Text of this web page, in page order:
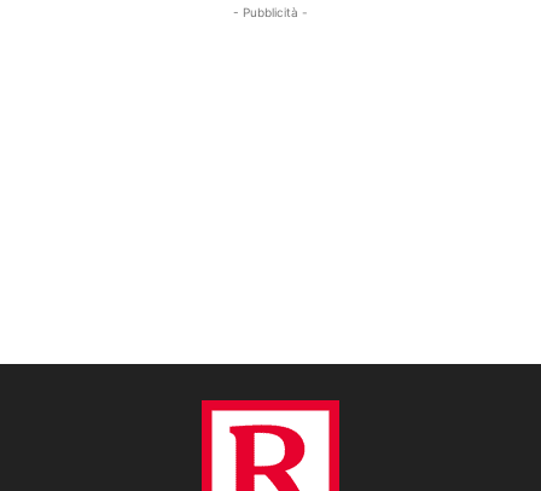
- Pubblicità -